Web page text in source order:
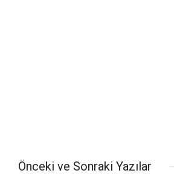
Önceki ve Sonraki Yazılar